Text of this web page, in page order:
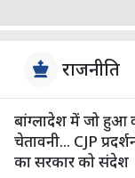
राजनीति
बांग्लादेश में जो हुआ
चेतावनी... CJP
का सरकार को संदेश